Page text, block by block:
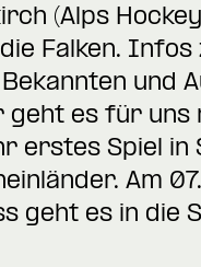
(Alps
Falken.
und
es für
erstes Spiel
Am
geht es in die